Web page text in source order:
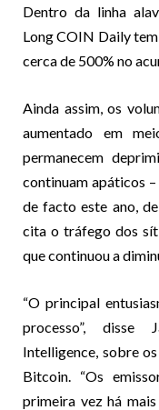
Dentro da linha
Long COIN Daily
cerca de 500% no
Ainda assim, os
aumentado em
permanecem
continuam apáticos
de facto este ano,
cita o tráfego dos
que continuou a
“O principal
processo”, disse
Intelligence, sobre
Bitcoin. “Os
primeira vez há